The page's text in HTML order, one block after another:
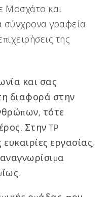
Μοσχάτο και
σύγχρονα γραφεία
της
και σας
διαφορά στην
τότε
Στην TP
εργασίας,